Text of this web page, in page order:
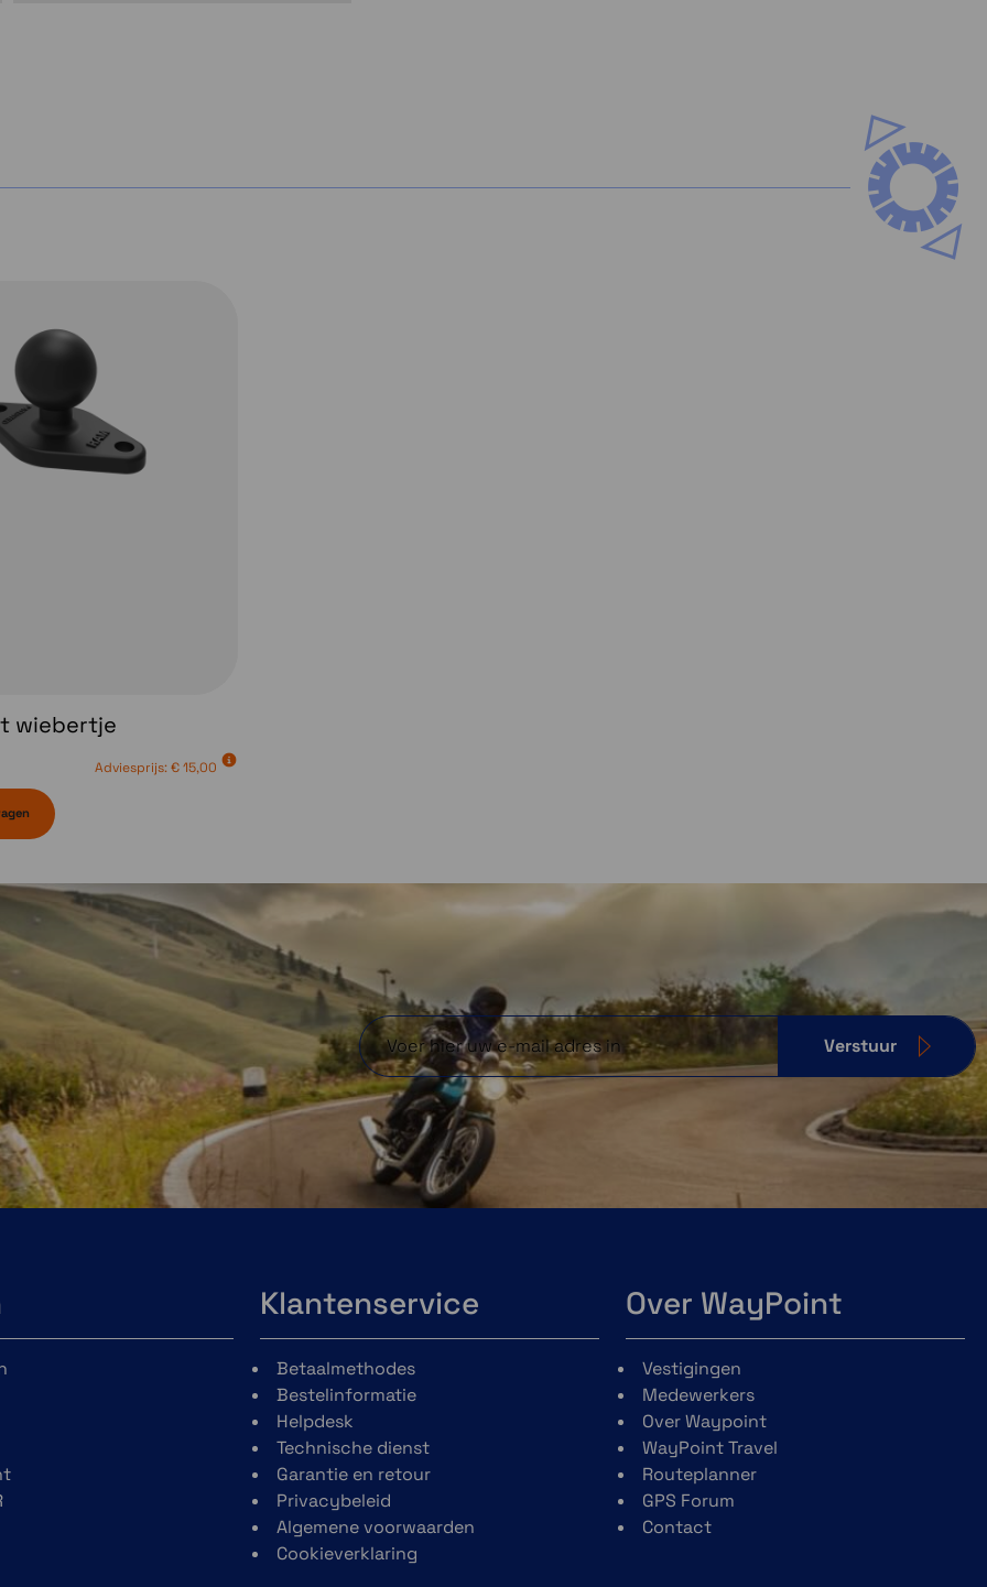
wiebertje
Adviesprijs:€ 15,00
Verstuur
Klantenservice
Betaalmethodes
Bestelinformatie
Helpdesk
Technische dienst
Garantie en retour
Privacybeleid
Algemene voorwaarden
Cookieverklaring
Over WayPoint
Vestigingen
Medewerkers
Over Waypoint
WayPoint Travel
Routeplanner
GPS Forum
Contact